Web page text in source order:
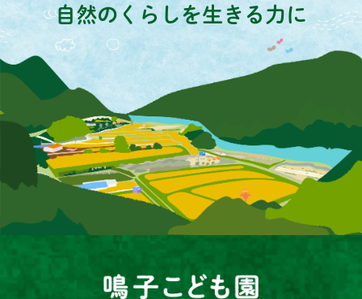
自然のくらしを生きる力に